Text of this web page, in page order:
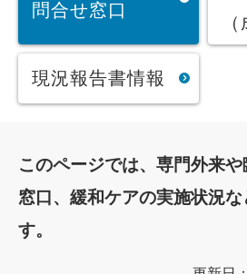
問合せ窓口
現況報告書情報
このページでは、専門外来
窓口、緩和ケアの実施状況な
す。